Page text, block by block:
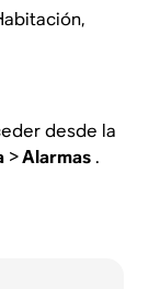
desde la
>Alarmas.